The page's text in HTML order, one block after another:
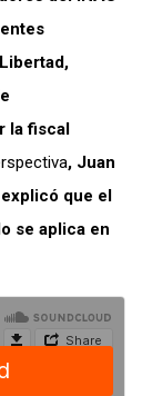
la fiscal
, Juan
que el
se aplica en